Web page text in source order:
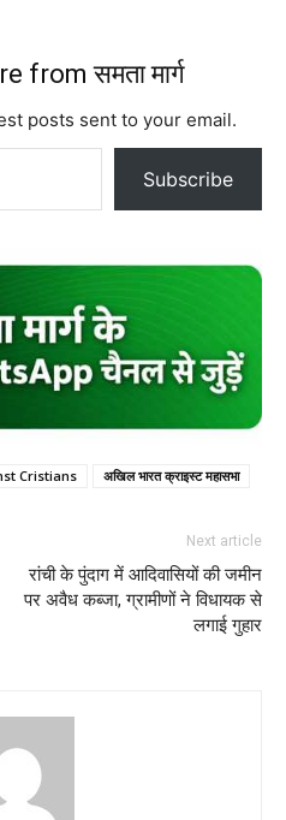
from समता मार्ग
posts sent to your email.
Subscribe
Cristians अखिल भारत क्राइस्ट महासभा
Next article
रांची के पुंदाग में आदिवासियों की जमीन
पर अवैध कब्जा, ग्रामीणों ने विधायक से
लगाई गुहार